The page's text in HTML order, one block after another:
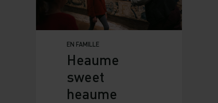
EN FAMILLE
Heaume
sweet
heaume